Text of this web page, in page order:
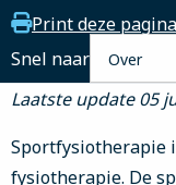
Print deze pagina
Snel naar
tabblad
Laatste update 05
Sportfysiotherapie
fysiotherapie. De